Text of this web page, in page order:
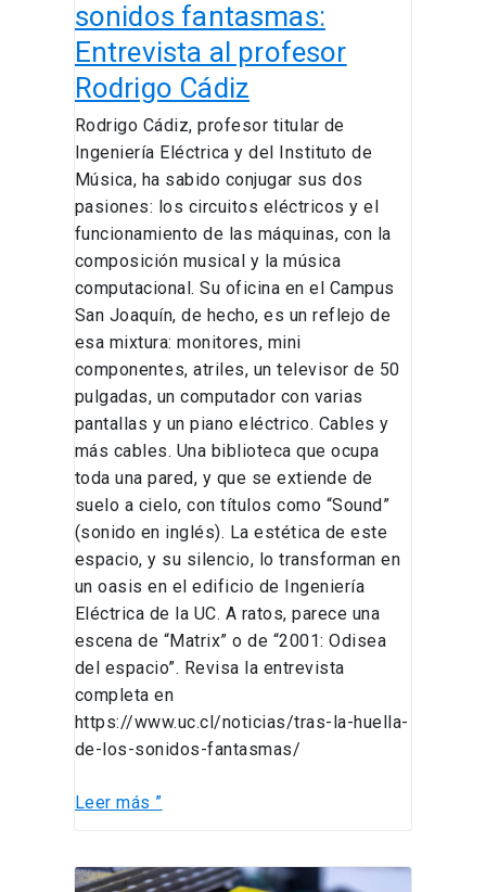
sonidos fantasmas:
Entrevista al profesor
Rodrigo Cádiz
Rodrigo Cádiz, profesor titular de
Ingeniería Eléctrica y del Instituto de
Música, ha sabido conjugar sus dos
pasiones: los circuitos eléctricos y el
funcionamiento de las máquinas, con la
composición musical y la música
computacional. Su oficina en el Campus
San Joaquín, de hecho, es un reflejo de
esa mixtura: monitores, mini
componentes, atriles, un televisor de 50
pulgadas, un computador con varias
pantallas y un piano eléctrico. Cables y
más cables. Una biblioteca que ocupa
toda una pared, y que se extiende de
suelo a cielo, con títulos como “Sound”
(sonido en inglés). La estética de este
espacio, y su silencio, lo transforman en
un oasis en el edificio de Ingeniería
Eléctrica de la UC. A ratos, parece una
escena de “Matrix” o de “2001: Odisea
del espacio”. Revisa la entrevista
completa en
https://www.uc.cl/noticias/tras-la-huella-
de-los-sonidos-fantasmas/
Cádiz
Leer más ”
Charla